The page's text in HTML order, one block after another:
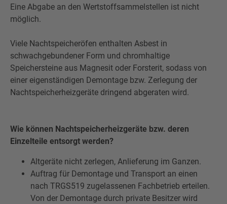
Altpapier
Wertstofftonne
Wertstoffsammelstelle
Problemabfall
Sperrmüll
Eigentümerwechsel
Schadens-/Verlustmeldung
Nachtspeicheröfen
Photovoltaikmodule
Abfall ABC
Behältergrössen
Gebrauchtwaren
Tonnenknigge
Augsburger Land Becher
Über uns
Mitarbeiter
Kontakt
Eine Abgabe an den Wertstoffsammelstellen ist nicht
möglich.
Viele Nachtspeicheröfen enthalten Asbest in
schwachgebundener Form und chromhaltige
Speichersteine aus Magnesit oder Forsterit, sodass von
einer eigenständigen Demontage bzw. Zerlegung der
Nachtspeicherheizgeräte dringend abgeraten wird.
Wie können Nachtspeicherheizgeräte bzw. deren
Einzelteile entsorgt werden?
Altgeräte nicht zerlegen, Anlieferung im Ganzen.
Auftrag für Demontage und Transport an einen
nach TRGS519 zugelassenen Fachbetrieb erteilen.
Von der Demontage durch private Besitzer wird